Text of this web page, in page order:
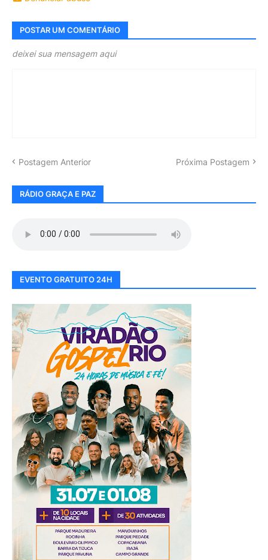
POSTAR UM COMENTÁRIO
deixei sua mensagem aqui
Postagem Anterior Próxima Postagem
RÁDIO GRAÇA E PAZ
EVENTO GRATUITO 24H